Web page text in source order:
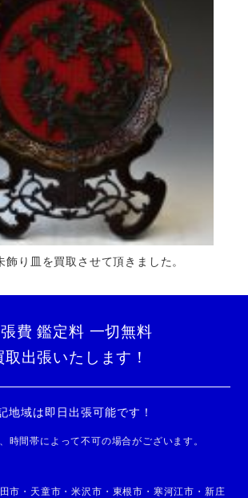
飾り皿を買取させて頂きました。
費 鑑定料 一切無料
取出張いたします！
地域は即日出張可能です！
時間帯によって不可の場合がございます。
市 ・ 天童市 ・米沢市 ・ 東根市 ・ 寒河江市 ・ 新庄